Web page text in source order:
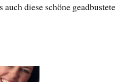
diese schöne geadbustete